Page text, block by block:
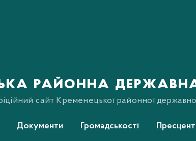
районна державна
сайт Кременецької районної державної
Документи Громадськості